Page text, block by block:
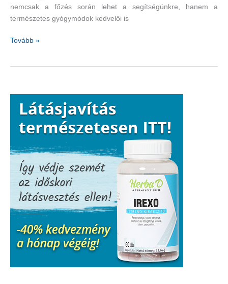
nemcsak a főzés során lehet a segítségünkre, hanem a
természetes gyógymódok kedvelői is
A
Tovább »